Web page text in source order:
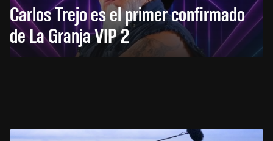
Carlos Trejo es el primer confirmado
de La Granja VIP 2